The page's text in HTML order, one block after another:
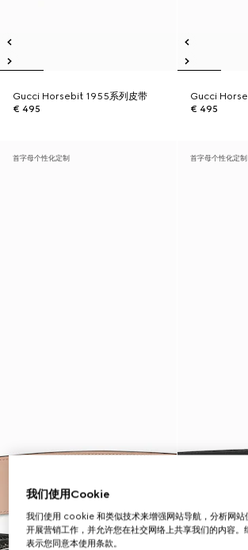
Gucci Horsebit 1955系列皮带
€ 495
Gucci
€ 495
首字母个性化定制 首字母个性化定制
我们使用Cookie
我们使用 cookie 和类似技术来增强网站导航，分析网站
开展营销工作，并允许您在社交网络上共享我们的内容。
表示您同意本使用条款。